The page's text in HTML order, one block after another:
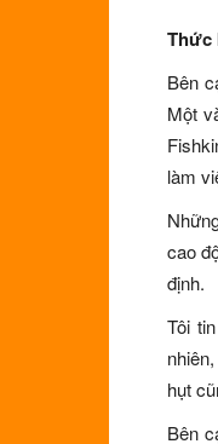
Thức
Bên
Một
làm
cao
định.
Tôi
hụt
Bên